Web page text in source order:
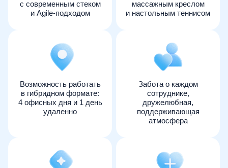
с современным стеком
и Agile-подходом
массажным креслом
и настольным теннисом
Возможность работать
в гибридном формате:
4 офисных дня и 1 день
удаленно
Забота о каждом
сотруднике,
дружелюбная,
поддерживающая
атмосфера